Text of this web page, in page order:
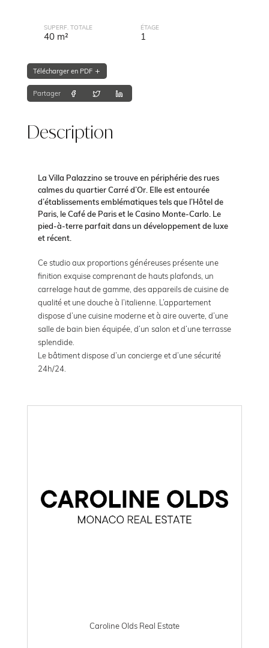
SUPERF. TOTALE
40 m²
ÉTAGE
1
Télécharger en PDF
Partager
Description
La Villa Palazzino se trouve en périphérie des rues
calmes du quartier Carré d’Or. Elle est entourée
d’établissements emblématiques tels que l’Hôtel de
Paris, le Café de Paris et le Casino Monte-Carlo. Le
pied-à-terre parfait dans un développement de luxe
et récent.
Ce studio aux proportions généreuses présente une
finition exquise comprenant de hauts plafonds, un
carrelage haut de gamme, des appareils de cuisine de
qualité et une douche à l’italienne. L’appartement
dispose d’une cuisine moderne et à aire ouverte, d’une
salle de bain bien équipée, d’un salon et d’une terrasse
splendide.
Le bâtiment dispose d’un concierge et d’une sécurité
24h/24.
Caroline Olds Real Estate